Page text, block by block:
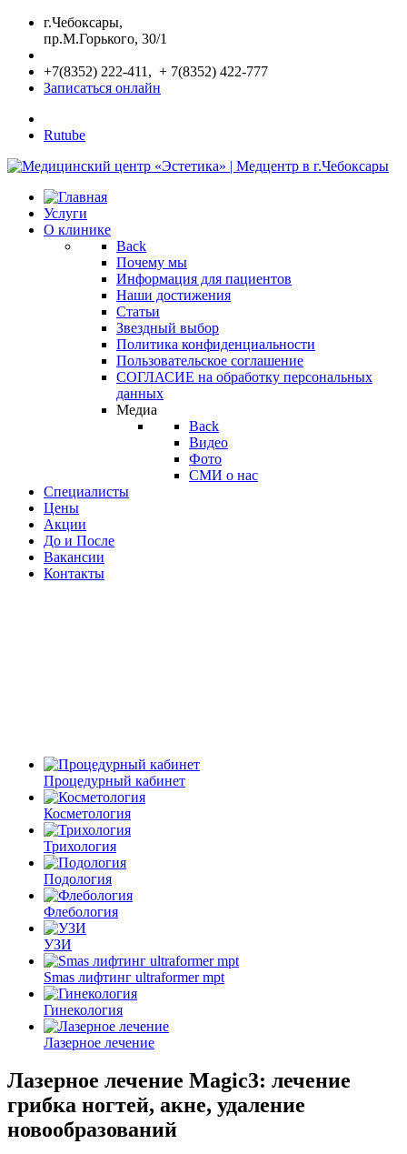
г.Чебоксары,
пр.М.Горького, 30/1
+7(8352) 222-411, + 7(8352) 422-777
Записаться онлайн
Rutube
Услуги
О клинике
Back
Почему мы
Информация для пациентов
Наши достижения
Статьи
Звездный выбор
Политика конфиденциальности
Пользовательское соглашение
СОГЛАСИЕ на обработку персональных
данных
Медиа
Back
Видео
Фото
СМИ о нас
Специалисты
Цены
Акции
До и После
Вакансии
Контакты
Процедурный кабинет
Косметология
Трихология
Подология
Флебология
УЗИ
Smas лифтинг ultraformer mpt
Гинекология
Лазерное лечение
Лазерное лечение Magic3: лечение
грибка ногтей, акне, удаление
новообразований